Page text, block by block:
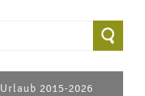
Urlaub 2015-2026